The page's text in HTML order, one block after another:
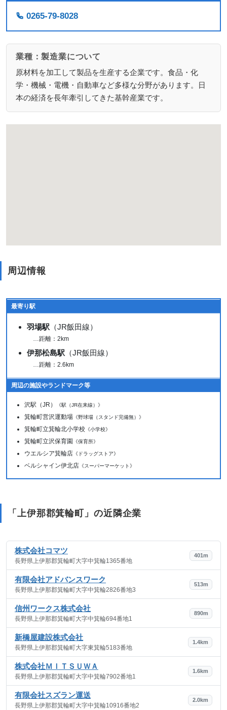
0265-79-8028
業種：製造業について
原材料を加工して製品を生産する企業です。食品・化
学・機械・電機・自動車など多様な分野があります。日
本の経済を長年牽引してきた基幹産業です。
周辺情報
最寄り駅
羽場駅 （JR飯田線）
…距離：2km
伊那松島駅 （JR飯田線）
…距離：2.6km
周辺の施設やランドマーク等
沢駅（JR） 《駅（JR在来線）》
箕輪町営沢運動場 《野球場（スタンド完備無）》
箕輪町立箕輪北小学校 《小学校》
箕輪町立沢保育園 《保育所》
ウエルシア箕輪店 《ドラッグストア》
ベルシャイン伊北店 《スーパーマーケット》
「上伊那郡箕輪町」の近隣企業
株式会社コマツ
長野県上伊那郡箕輪町大字中箕輪1365番地
401m
有限会社アドバンスワーク
長野県上伊那郡箕輪町大字中箕輪2826番地3
513m
信州ワークス株式会社
長野県上伊那郡箕輪町大字中箕輪694番地1
890m
新橋屋建設株式会社
長野県上伊那郡箕輪町大字東箕輪5183番地
1.4km
株式会社ＭＩＴＳＵＷＡ
長野県上伊那郡箕輪町大字中箕輪7902番地1
1.6km
有限会社スズラン運送
長野県上伊那郡箕輪町大字中箕輪10916番地2
2.0km